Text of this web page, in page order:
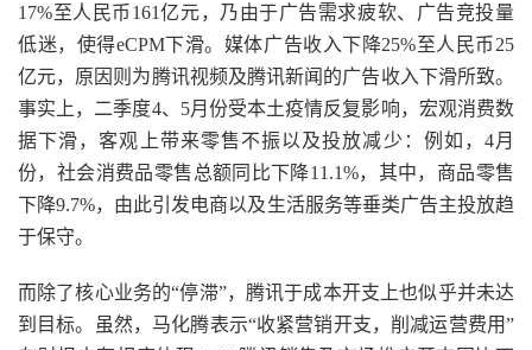
17%至人民币161亿元，乃由于广告需求疲软、广告竞投量
低迷，使得eCPM下滑。媒体广告收入下降25%至人民币25
亿元，原因则为腾讯视频及腾讯新闻的广告收入下滑所致。
事实上，二季度4、5月份受本土疫情反复影响，宏观消费数
据下滑，客观上带来零售不振以及投放减少：例如，4月
份，社会消费品零售总额同比下降11.1%，其中，商品零售
下降9.7%，由此引发电商以及生活服务等垂类广告主投放趋
于保守。
而除了核心业务的“停滞”，腾讯于成本开支上也似乎并未达
到目标。虽然，马化腾表示“收紧营销开支，削减运营费用”